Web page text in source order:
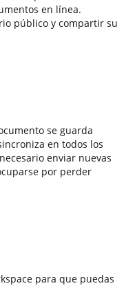
en línea.
público y compartir su
se guarda
en todos los
enviar nuevas
por perder
para que puedas